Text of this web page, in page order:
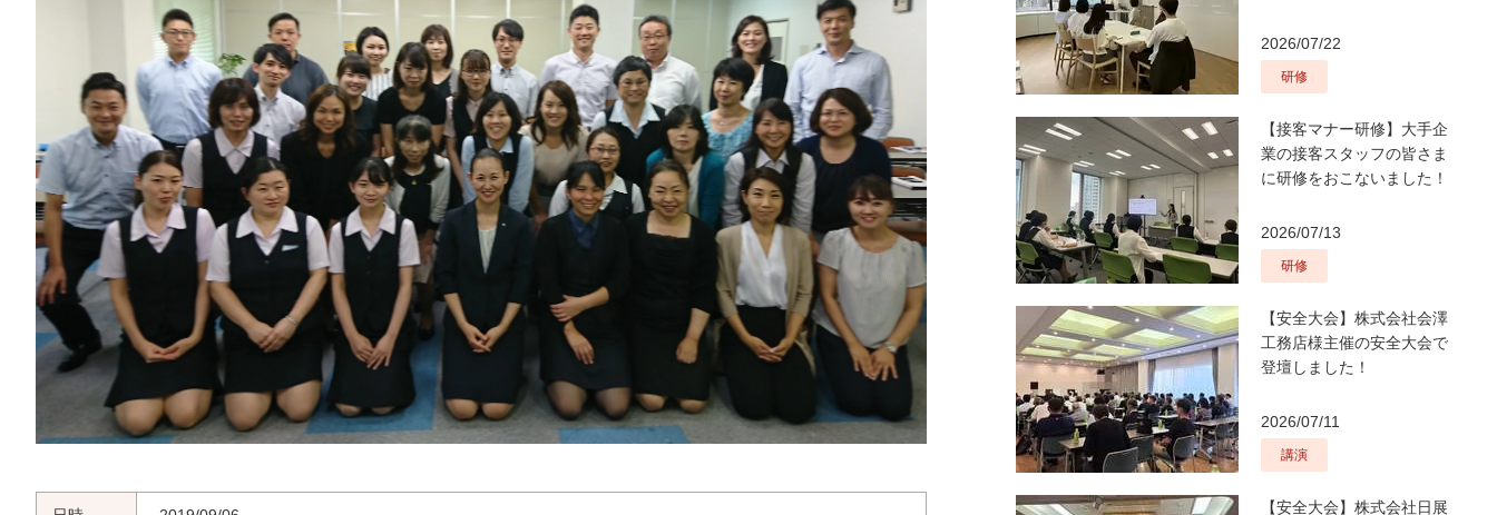
2026/07/22
研修
【接客マナー研修】大手企
業の接客スタッフの皆さま
に研修をおこないました！
2026/07/13
研修
【安全大会】株式会社会澤
工務店様主催の安全大会で
登壇しました！
2026/07/11
講演
【安全大会】株式会社日展